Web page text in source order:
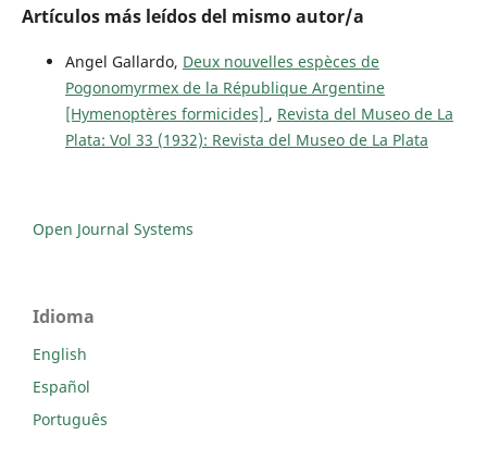
Artículos más leídos del mismo autor/a
Angel Gallardo, Deux nouvelles espèces de
Pogonomyrmex de la République Argentine
[Hymenoptères formicides] , Revista del Museo de La
Plata: Vol 33 (1932): Revista del Museo de La Plata
Open Journal Systems
Idioma
English
Español
Português